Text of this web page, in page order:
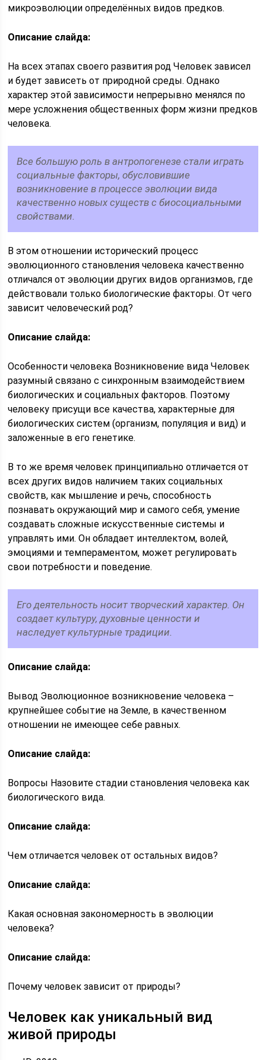
микроэволюции определённых видов предков.
Описание слайда:
На всех этапах своего развития род Человек зависел
и будет зависеть от природной среды. Однако
характер этой зависимости непрерывно менялся по
мере усложнения общественных форм жизни предков
человека.
Все большую роль в антропогенезе стали играть
социальные факторы, обусловившие
возникновение в процессе эволюции вида
качественно новых существ с биосоциальными
свойствами.
В этом отношении исторический процесс
эволюционного становления человека качественно
отличался от эволюции других видов организмов, где
действовали только биологические факторы. От чего
зависит человеческий род?
Описание слайда:
Особенности человека Возникновение вида Человек
разумный связано с синхронным взаимодействием
биологических и социальных факторов. Поэтому
человеку присущи все качества, характерные для
биологических систем (организм, популяция и вид) и
заложенные в его генетике.
В то же время человек принципиально отличается от
всех других видов наличием таких социальных
свойств, как мышление и речь, способность
познавать окружающий мир и самого себя, умение
создавать сложные искусственные системы и
управлять ими. Он обладает интеллектом, волей,
эмоциями и темпераментом, может регулировать
свои потребности и поведение.
Его деятельность носит творческий характер. Он
создает культуру, духовные ценности и
наследует культурные традиции.
Описание слайда:
Вывод Эволюционное возникновение человека –
крупнейшее событие на Земле, в качественном
отношении не имеющее себе равных.
Описание слайда:
Вопросы Назовите стадии становления человека как
биологического вида.
Описание слайда:
Чем отличается человек от остальных видов?
Описание слайда:
Какая основная закономерность в эволюции
человека?
Описание слайда:
Почему человек зависит от природы?
Человек как уникальный вид
живой природы